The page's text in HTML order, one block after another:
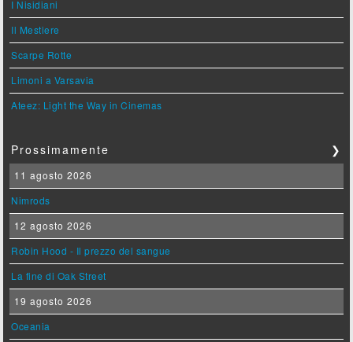
I Nisidiani
Il Mestiere
Scarpe Rotte
Limoni a Varsavia
Ateez: Light the Way in Cinemas
Prossimamente ❯
11 agosto 2026
Nimrods
12 agosto 2026
Robin Hood - Il prezzo del sangue
La fine di Oak Street
19 agosto 2026
Oceania